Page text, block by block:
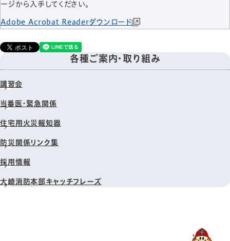
ージから入手してください。
Adobe Acrobat Readerダウンロード
各種ご案内・取り組み
講習会
当番医・緊急関係
住宅用火災報知器
防災関係リンク集
採用情報
大崎消防本部キャッチフレーズ